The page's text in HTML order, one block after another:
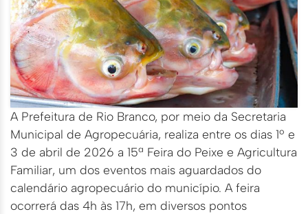
A Prefeitura de Rio Branco, por meio da Secretaria
Municipal de Agropecuária, realiza entre os dias 1º e
3 de abril de 2026 a 15ª Feira do Peixe e Agricultura
Familiar, um dos eventos mais aguardados do
calendário agropecuário do município. A feira
ocorrerá das 4h às 17h, em diversos pontos